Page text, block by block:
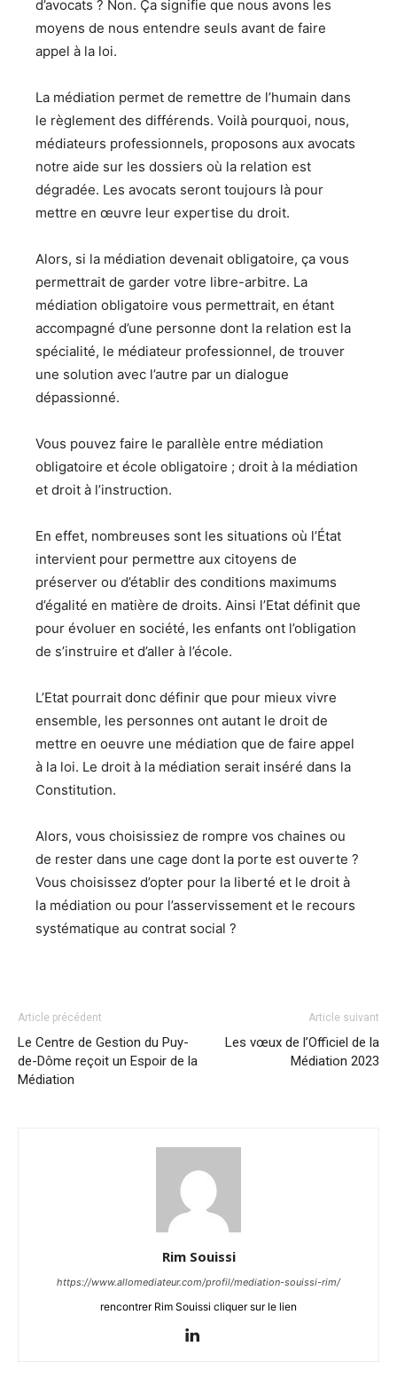
d’avocats ? Non. Ça signifie que nous avons les
moyens de nous entendre seuls avant de faire
appel à la loi.
La médiation permet de remettre de l’humain dans
le règlement des différends. Voilà pourquoi, nous,
médiateurs professionnels, proposons aux avocats
notre aide sur les dossiers où la relation est
dégradée. Les avocats seront toujours là pour
mettre en œuvre leur expertise du droit.
Alors, si la médiation devenait obligatoire, ça vous
permettrait de garder votre libre-arbitre. La
médiation obligatoire vous permettrait, en étant
accompagné d’une personne dont la relation est la
spécialité, le médiateur professionnel, de trouver
une solution avec l’autre par un dialogue
dépassionné.
Vous pouvez faire le parallèle entre médiation
obligatoire et école obligatoire ; droit à la médiation
et droit à l’instruction.
En effet, nombreuses sont les situations où l’État
intervient pour permettre aux citoyens de
préserver ou d’établir des conditions maximums
d’égalité en matière de droits. Ainsi l’Etat définit que
pour évoluer en société, les enfants ont l’obligation
de s’instruire et d’aller à l’école.
L’Etat pourrait donc définir que pour mieux vivre
ensemble, les personnes ont autant le droit de
mettre en oeuvre une médiation que de faire appel
à la loi. Le droit à la médiation serait inséré dans la
Constitution.
Alors, vous choisissiez de rompre vos chaines ou
de rester dans une cage dont la porte est ouverte ?
Vous choisissez d’opter pour la liberté et le droit à
la médiation ou pour l’asservissement et le recours
systématique au contrat social ?
Article précédent
Le Centre de Gestion du Puy-
de-Dôme reçoit un Espoir de la
Médiation
Article suivant
Les vœux de l’Officiel de la
Médiation 2023
Rim Souissi
https://www.allomediateur.com/profil/mediation-souissi-rim/
rencontrer Rim Souissi cliquer sur le lien